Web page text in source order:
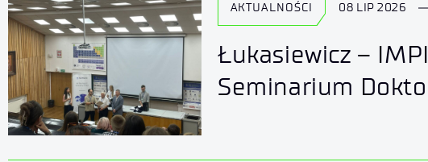
AKTUALNOŚCI 08 LIP 2026
Łukasiewicz –
Seminarium